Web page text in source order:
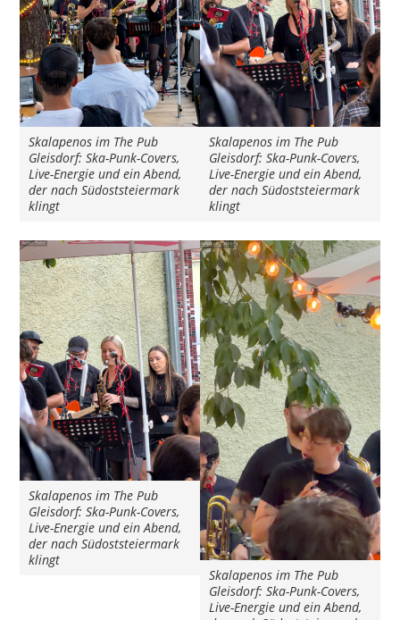
Skalapenos im The Pub
Gleisdorf: Ska-Punk-Covers,
Live-Energie und ein Abend,
der nach Südoststeiermark
klingt
Skalapenos im The Pub
Gleisdorf: Ska-Punk-Covers,
Live-Energie und ein Abend,
der nach Südoststeiermark
klingt
Skalapenos im The Pub
Gleisdorf: Ska-Punk-Covers,
Live-Energie und ein Abend,
der nach Südoststeiermark
klingt
Skalapenos im The Pub
Gleisdorf: Ska-Punk-Covers,
Live-Energie und ein Abend,